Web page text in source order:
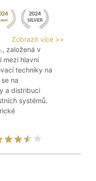
Zobrazit více >>
založená v
mezi hlavní
techniky na
na
a distribuci
systémů.